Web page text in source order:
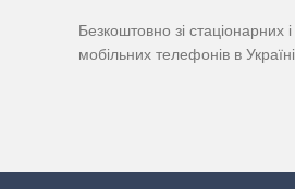
Безкоштовно зі стаціонарних і
мобільних телефонів в Україні